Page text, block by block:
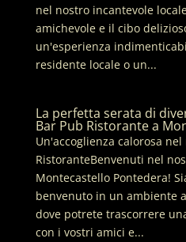
nel nostro incantevole
amichevole e il cibo
un'esperienza
residente locale o un...
La perfetta serata di
Bar Pub Ristorante a
Un'accoglienza calorosa
RistoranteBenvenuti nel
Montecastello Pontedera!
benvenuto in un ambiente
dove potrete trascorrere
con i vostri amici e...